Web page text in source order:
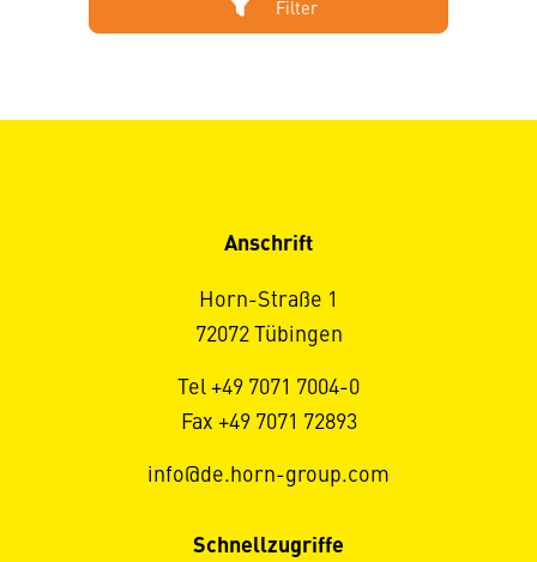
Filter
Anschrift
Horn-Straße 1
72072 Tübingen
Tel +49 7071 7004-0
Fax +49 7071 72893
info@de.horn-group.com
Schnellzugriffe